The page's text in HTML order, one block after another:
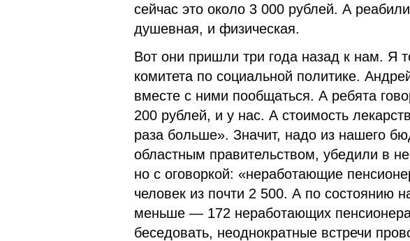
сейчас это около 3 000 рублей. А
душевная, и физическая.
Вот они пришли три года назад к нам. Я
комитета по социальной политике.
вместе с ними пообщаться. А ребята
200 рублей, и у нас. А стоимость
раза больше». Значит, надо из нашего
областным правительством, убедили в
но с оговоркой: «неработающие
человек из почти 2 500. А по состоянию
меньше — 172 неработающих
беседовать, неоднократные встречи